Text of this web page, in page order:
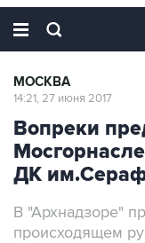
МОСКВА
14:21, 27 июня 2017
Вопреки
ДК
В "Архнадзоре"
происходящем